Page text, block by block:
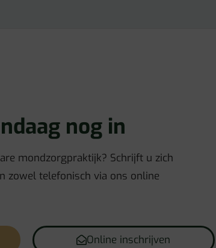
nog in
mondzorgpraktijk? Schrijft u zich
zowel telefonisch via ons online
Online inschrijven